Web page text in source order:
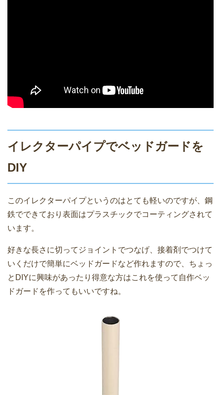
イレクターパイプでベッドガードを
DIY
このイレクターパイプというのはとても軽いのですが、鋼
鉄でできており表面はプラスチックでコーティングされて
います。
好きな長さに切ってジョイントでつなげ、接着剤でつけて
いくだけで簡単にベッドガードなど作れますので、ちょっ
とDIYに興味があったり得意な方はこれを使って自作ベッ
ドガードを作ってもいいですね。